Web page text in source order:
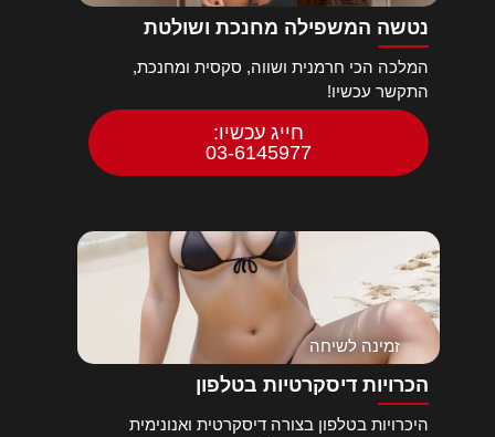
נטשה המשפילה מחנכת ושולטת
המלכה הכי חרמנית ושווה, סקסית ומחנכת,
התקשר עכשיו!
חייג עכשיו:
03-6145977
זמינה לשיחה
הכרויות דיסקרטיות בטלפון
היכרויות בטלפון בצורה דיסקרטית ואנונימית